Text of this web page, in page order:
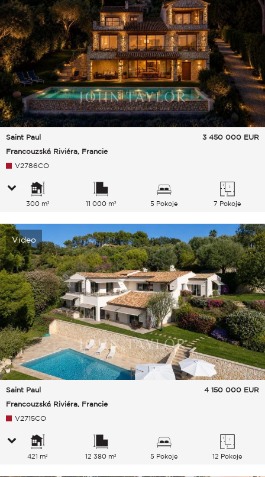
Saint Paul
Francouzská Riviéra, Francie
3 450 000 EUR
V2786CO
300 m² 11 000 m² 5 Pokoje 7 Pokoje
Video
Saint Paul
Francouzská Riviéra, Francie
4 150 000 EUR
V2715CO
421 m² 12 380 m² 5 Pokoje 12 Pokoje